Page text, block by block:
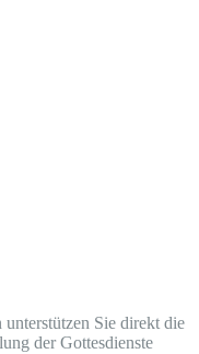
Sie direkt die
der Gottesdienste